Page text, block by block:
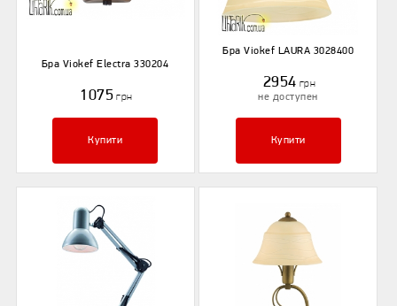
Бра Viokef Electra 330204
1075 грн
Купити
Бра Viokef LAURA 3028400
2954 грн
не доступен
Купити